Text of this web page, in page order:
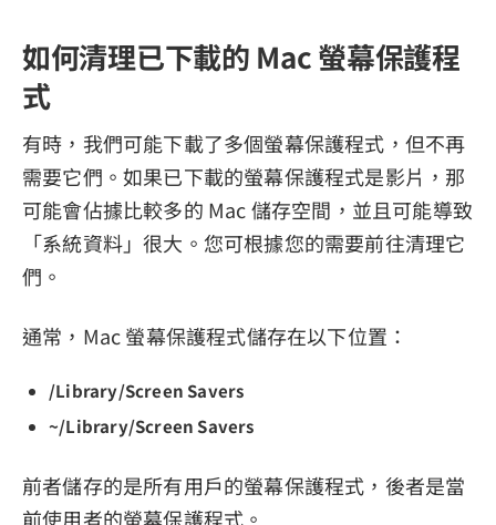
如何清理已下載的 Mac 螢幕保護程
式
有時，我們可能下載了多個螢幕保護程式，但不再
需要它們。如果已下載的螢幕保護程式是影片，那
可能會佔據比較多的 Mac 儲存空間，並且可能導致
「系統資料」很大。您可根據您的需要前往清理它
們。
通常，Mac 螢幕保護程式儲存在以下位置：
/Library/Screen Savers
~/Library/Screen Savers
前者儲存的是所有用戶的螢幕保護程式，後者是當
前使用者的螢幕保護程式。